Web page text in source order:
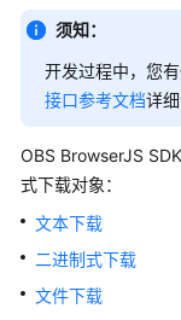
服
务
公
产
品
介
绍
计
须知：
开发过程中，您
接口参考文档详
OBS BrowserJS
式下载对象：
文本下载
二进制式下载
文件下载